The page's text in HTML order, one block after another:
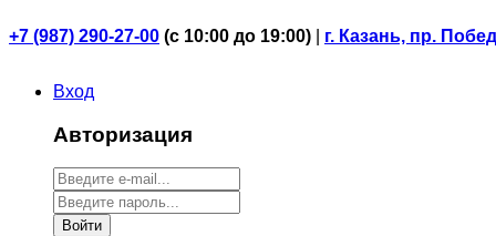
+7 (987) 290-27-00 (с 10:00 до 19:00) г. Казань, пр.
Вход
Авторизация
Войти